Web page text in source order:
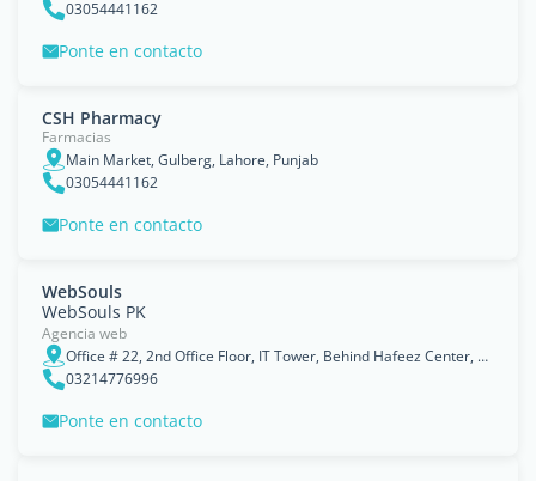
03054441162
Ponte en contacto
CSH Pharmacy
Farmacias
Main Market, Gulberg, Lahore, Punjab
03054441162
Ponte en contacto
WebSouls
WebSouls PK
Agencia web
Office # 22, 2nd Office Floor, IT Tower, Behind Hafeez Center, 73-E-1 Hali Road, Gulberg III, Lahore
03214776996
Ponte en contacto